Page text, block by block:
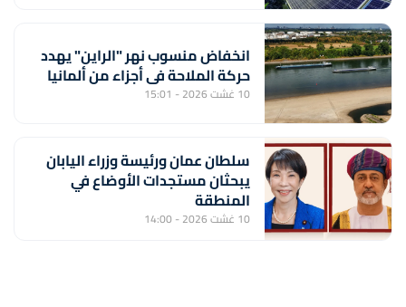
انخفاض منسوب نهر "الراين" يهدد
حركة الملاحة في أجزاء من ألمانيا
10 غشت 2026 - 15:01
سلطان عمان ورئيسة وزراء اليابان
يبحثان مستجدات الأوضاع في
المنطقة
10 غشت 2026 - 14:00